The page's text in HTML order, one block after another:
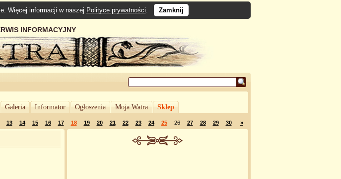
Więcej informacji w naszej Polityce prywatności. Zamknij
INFORMACYJNY
Galeria Informator Ogłoszenia Moja Watra Sklep
13 14 15 16 17 18 19 20 21 22 23 24 25 26 27 28 29 30 »